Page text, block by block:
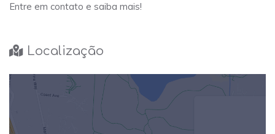
Entre em contato e saiba mais!
Localização